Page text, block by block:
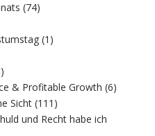
(74)
(1)
& Profitable Growth (6)
Sicht (111)
und Recht habe ich